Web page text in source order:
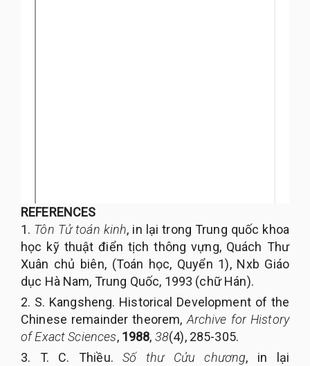
REFERENCES
1. Tôn Tử toán kinh, in lại trong Trung quốc khoa
học kỹ thuật điển tịch thông vựng, Quách Thư
Xuân chủ biên, (Toán học, Quyển 1), Nxb Giáo
dục Hà Nam, Trung Quốc, 1993 (chữ Hán).
2. S. Kangsheng. Historical Development of the
Chinese remainder theorem, Archive for History
of Exact Sciences, 1988, 38(4), 285-305.
3. T. C. Thiều.Số thư Cửu chương, in lại